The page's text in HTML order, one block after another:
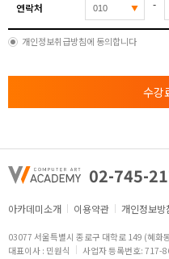
연락처 -
개인정보취급방침에 동의합니다
수강
02-745-
아카데미소개 이용약관 개인정보방
03077 서울특별시 종로구 대학로 149 (혜화
대표이사 : 민원식
사업자 등록번호: 717-